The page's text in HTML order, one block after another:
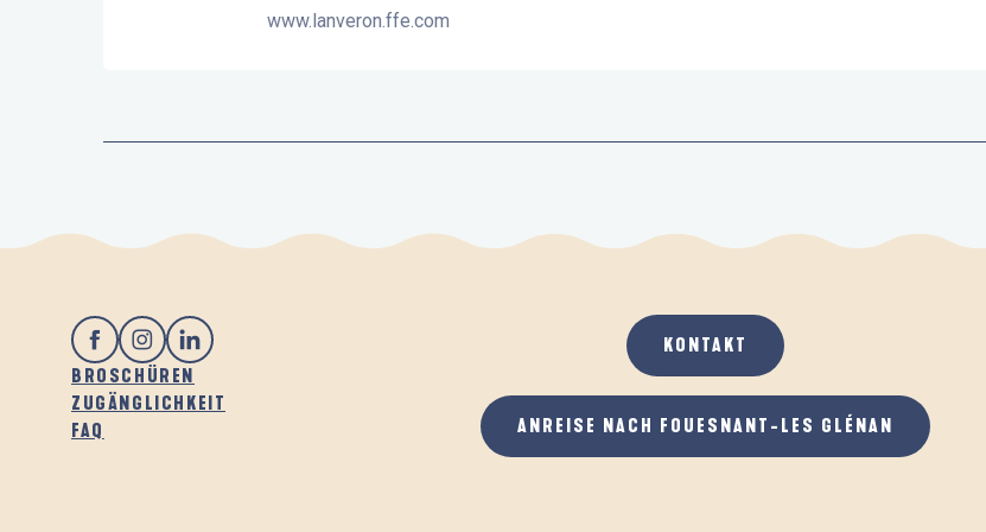
www.lanveron.ffe.com
BROSCHÜREN
ZUGÄNGLICHKEIT
FAQ
KONTAKT
ANREISE NACH FOUESNANT-LES GLÉNAN